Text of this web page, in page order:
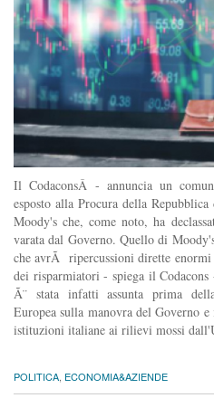
Il CodaconsÂ - annuncia un
esposto alla Procura della
Moody's che, come noto, ha
varata dal Governo. Quello di
che avrÃ ripercussioni dirette
dei risparmiatori - spiega il
Ã¨ stata infatti assunta prima
Europea sulla manovra del Governo
istituzioni italiane ai rilievi mossi
POLITICA ECONOMIA&AZIENDE